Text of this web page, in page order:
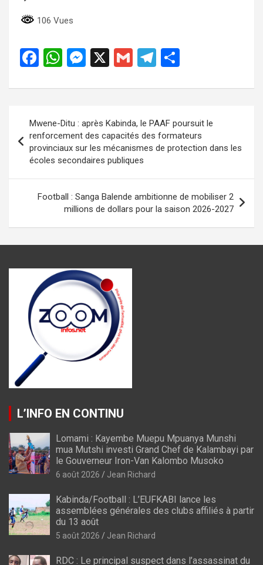
106 Vues
F
ce
o
o
k
W
at
s
A
p
p
M
se
n
g
er
X
G
ail
T
e
gr
a
m
ta
er
de
l’article
Mwene-Ditu : après Kabinda, le PAAF poursuit le
renforcement des capacités des formateurs
provinciaux sur les mécanismes de protection dans les
écoles secondaires publiques
Football : Sanga Balende ambitionne de mobiliser 2
millions de dollars pour la saison 2026-2027
L’INFO EN CONTINU
Lomami : Kayembe Muepu Mpuanya Munshi
mua Mutshi investi Grand Chef de Kalambayi par
le Gouverneur Iron-Van Kalombo Musoko
6 août 2026 Jean Richard
Kabinda/Football : L’EUFKABI lance les
assemblées générales des clubs affiliés à partir
du 13 août
5 août 2026 Jean Richard
RDC : Le principal suspect dans l’assassinat du